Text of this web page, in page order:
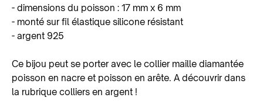
- dimensions du poisson : 17 mm x 6 mm
- monté sur fil élastique silicone résistant
- argent 925
Ce bijou peut se porter avec le collier maille diamantée
poisson en nacre et poisson en arête. A découvrir dans
la rubrique colliers en argent !